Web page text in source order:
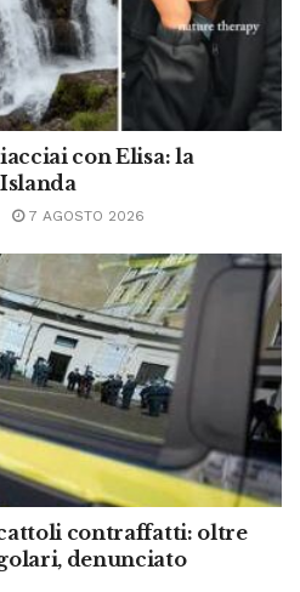
con Elisa: la
7 AGOSTO 2026
contraffatti: oltre
denunciato